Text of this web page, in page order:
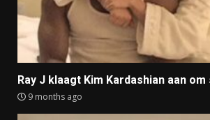
Ray J klaagt Kim Kardashian aan
9 months ago